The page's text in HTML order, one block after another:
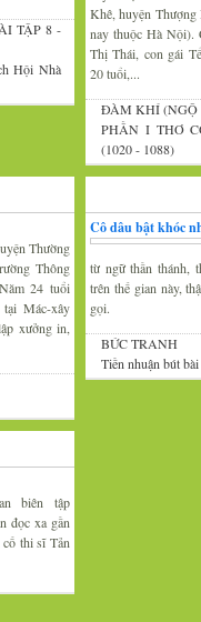
TẬP 8 -
Hội Nhà
Khê, huyện
nay thuộc Hà Nội).
Thị Thái, con gái
20 tuổi,...
ĐÀM KHÍ (NGỘ
PHẦN I THƠ
(1020 - 1088)
Thường
Thông
24 tuổi
Mác-xây
xưởng in,
Cô dâu bật khóc
từ ngữ thần thánh,
trên thế gian này,
gọi.
BỨC TRANH
Tiền nhuận bút
biên tập
đọc xa gần
cố thi sĩ Tản